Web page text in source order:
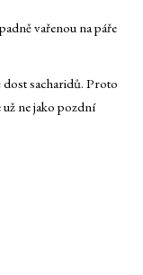
vařenou na páře
sacharidů. Proto
ne jako pozdní